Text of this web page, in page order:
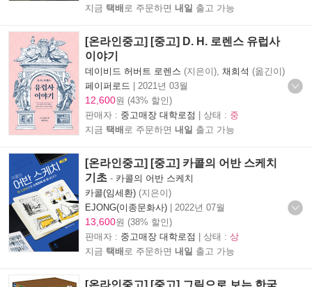
지금 택배 로 주문하면 내일 출고 가능
[온라인중고] [중고] D. H. 로렌스 유럽사
이야기
데이비드 허버트 로렌스 (지은이), 채희석 (옮긴이)
페이퍼로드
2021년 03월
12,600원 (43% 할인)
판매자 : 중고매장 대학로점 | 상태 : 중
지금 택배 로 주문하면 내일 출고 가능
[온라인중고] [중고] 카콜의 어반 스케치
기초 - 카콜의 어반 스케치
카콜(임세환) (지은이)
EJONG(이종문화사)
2022년 07월
13,600원 (38% 할인)
판매자 : 중고매장 대학로점 | 상태 : 상
지금 택배 로 주문하면 내일 출고 가능
[온라인중고] [중고] 그림으로 보는 한국